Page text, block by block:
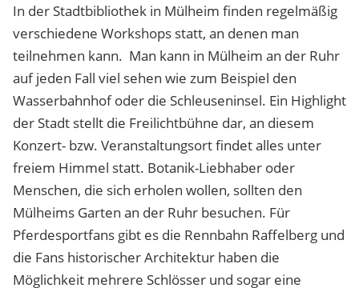
In der Stadtbibliothek in Mülheim finden regelmäßig
verschiedene Workshops statt, an denen man
teilnehmen kann. Man kann in Mülheim an der Ruhr
auf jeden Fall viel sehen wie zum Beispiel den
Wasserbahnhof oder die Schleuseninsel. Ein Highlight
der Stadt stellt die Freilichtbühne dar, an diesem
Konzert- bzw. Veranstaltungsort findet alles unter
freiem Himmel statt. Botanik-Liebhaber oder
Menschen, die sich erholen wollen, sollten den
Mülheims Garten an der Ruhr besuchen. Für
Pferdesportfans gibt es die Rennbahn Raffelberg und
die Fans historischer Architektur haben die
Möglichkeit mehrere Schlösser und sogar eine